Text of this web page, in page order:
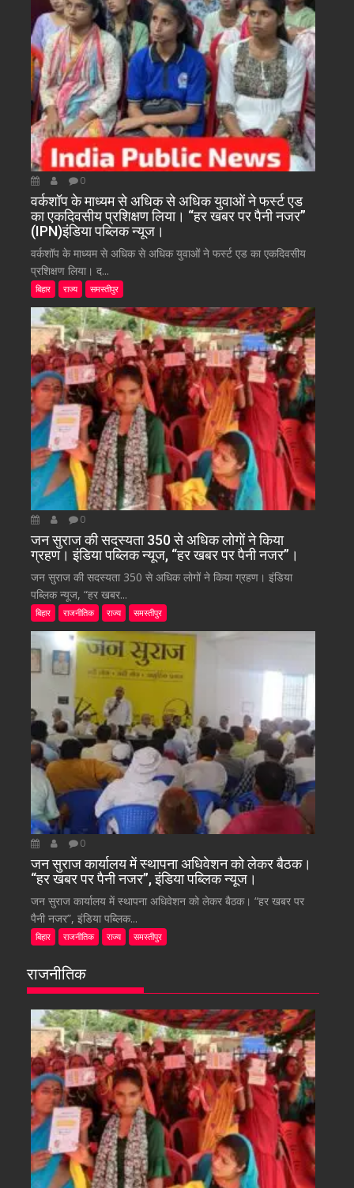
0
वर्कशॉप के माध्यम से अधिक से अधिक युवाओं ने फर्स्ट एड
का एकदिवसीय प्रशिक्षण लिया। “हर खबर पर पैनी नजर”
(IPN)इंडिया पब्लिक न्यूज।
वर्कशॉप के माध्यम से अधिक से अधिक युवाओं ने फर्स्ट एड का एकदिवसीय
प्रशिक्षण लिया। द...
बिहार राज्य समस्तीपुर
0
जन सुराज की सदस्यता 350 से अधिक लोगों ने किया
ग्रहण। इंडिया पब्लिक न्यूज, “हर खबर पर पैनी नजर”।
जन सुराज की सदस्यता 350 से अधिक लोगों ने किया ग्रहण। इंडिया
पब्लिक न्यूज, “हर खबर...
बिहार राजनीतिक राज्य समस्तीपुर
0
जन सुराज कार्यालय में स्थापना अधिवेशन को लेकर बैठक।
“हर खबर पर पैनी नजर”, इंडिया पब्लिक न्यूज।
जन सुराज कार्यालय में स्थापना अधिवेशन को लेकर बैठक। “हर खबर पर
पैनी नजर”, इंडिया पब्लिक...
बिहार राजनीतिक राज्य समस्तीपुर
राजनीतिक